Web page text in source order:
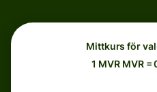
Mittkurs för
1 MVR MVR =